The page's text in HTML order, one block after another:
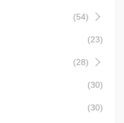
(54)
(23)
(28)
(30)
(30)